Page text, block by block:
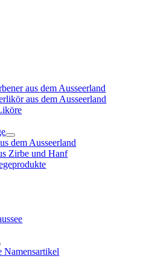
aus dem Ausseerland
aus dem Ausseerland
dem Ausseerland
Zirbe und Hanf
Namensartikel